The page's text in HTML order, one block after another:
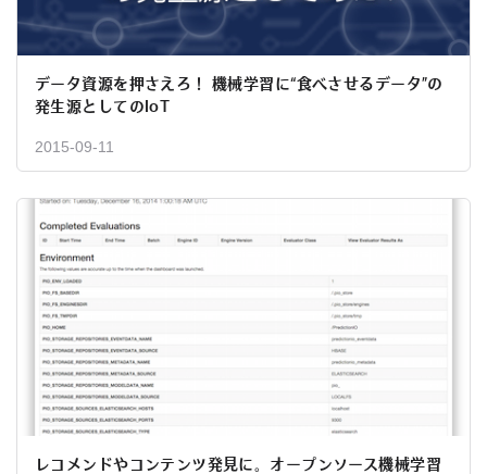
データ資源を押さえろ！ 機械学習に“食べさせるデータ”の
発生源としてのIoT
2015-09-11
レコメンドやコンテンツ発見に。オープンソース機械学習